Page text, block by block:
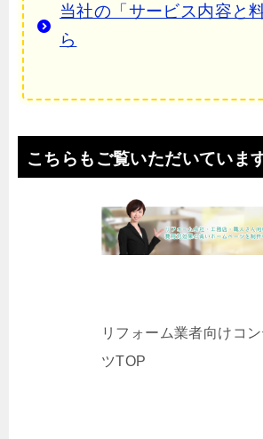
当社の「サービス内容と
ら
こちらもご覧いただいていま
リフォーム業者向けコ
ツTOP